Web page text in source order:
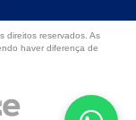
direitos reservados. As
haver diferença de